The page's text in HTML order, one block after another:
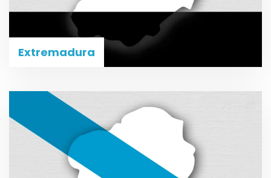
Extremadura